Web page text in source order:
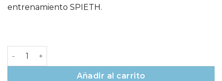
entrenamiento SPIETH.
SPIETH Soporte Anillas Espaldera cantidad
Añadir al carrito